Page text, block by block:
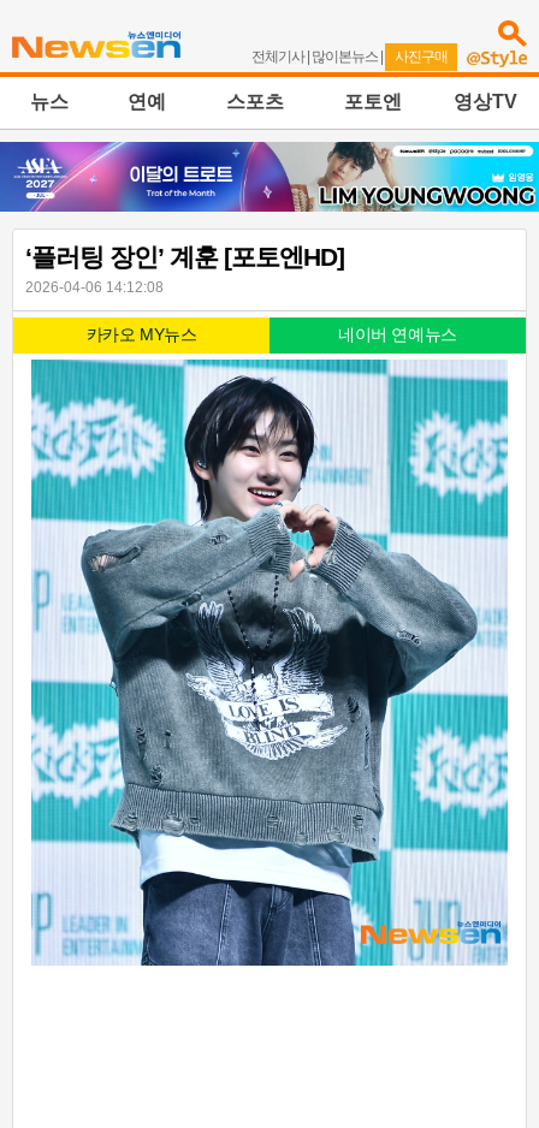
전체기사| 많이본뉴스 | 사진구매
뉴스 연예 스포츠 포토엔 영상TV
‘플러팅 장인’ 계훈 [포토엔HD]
2026-04-06 14:12:08
카카오 MY뉴스 네이버 연예뉴스